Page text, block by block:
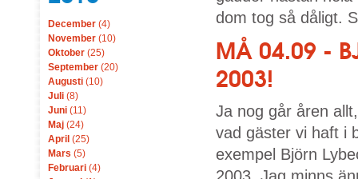
December (4)
November (10)
Oktober (25)
September (20)
Augusti (10)
Juli (8)
Juni (11)
Maj (24)
April (25)
Mars (5)
Februari (4)
dom tog så dåligt.
MÅ 04.09 -
2003!
Ja nog går åren
vad gäster vi haft i
exempel Björn